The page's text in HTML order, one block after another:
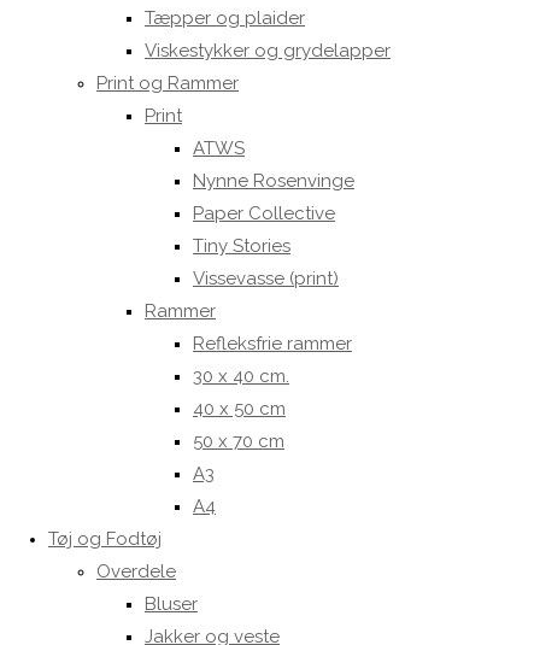
Tæpper og plaider
Viskestykker og grydelapper
Print og Rammer
Print
ATWS
Nynne Rosenvinge
Paper Collective
Tiny Stories
Vissevasse (print)
Rammer
Refleksfrie rammer
30 x 40 cm.
40 x 50 cm
50 x 70 cm
A3
A4
Tøj og Fodtøj
Overdele
Bluser
Jakker og veste